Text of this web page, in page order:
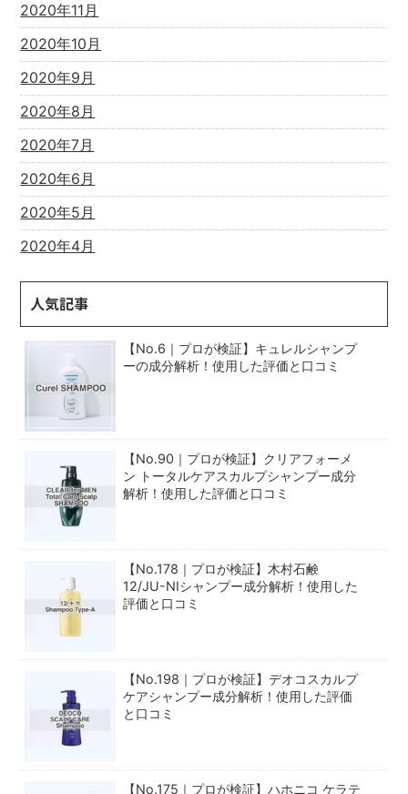
2020年11月
2020年10月
2020年9月
2020年8月
2020年7月
2020年6月
2020年5月
2020年4月
人気記事
【No.6｜プロが検証】キュレルシャンプ
ーの成分解析！使用した評価と口コミ
【No.90｜プロが検証】クリアフォーメ
ン トータルケアスカルプシャンプー成分
解析！使用した評価と口コミ
【No.178｜プロが検証】木村石鹸
12/JU-NIシャンプー成分解析！使用した
評価と口コミ
【No.198｜プロが検証】デオコスカルプ
ケアシャンプー成分解析！使用した評価
と口コミ
【No.175｜プロが検証】ハホニコ ケラテ